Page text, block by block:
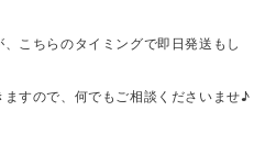
こちらのタイミングで即日発送もし
すので、何でもご相談くださいませ♪